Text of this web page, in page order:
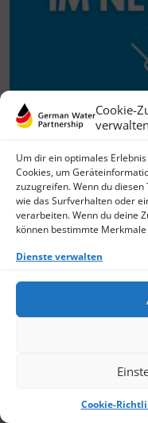
Cookie-
verwalten
Um dir ein optimales
Cookies, um
zuzugreifen. Wenn du
wie das Surfverhalten oder
verarbeiten. Wenn du deine
können bestimmte
Dienste verwalten
Cookie-
Willkommen im
26.11.2025
GWP freut sich über
bereichert das Netzwerk
Lösungsanbieter sowie
› Weiterlesen